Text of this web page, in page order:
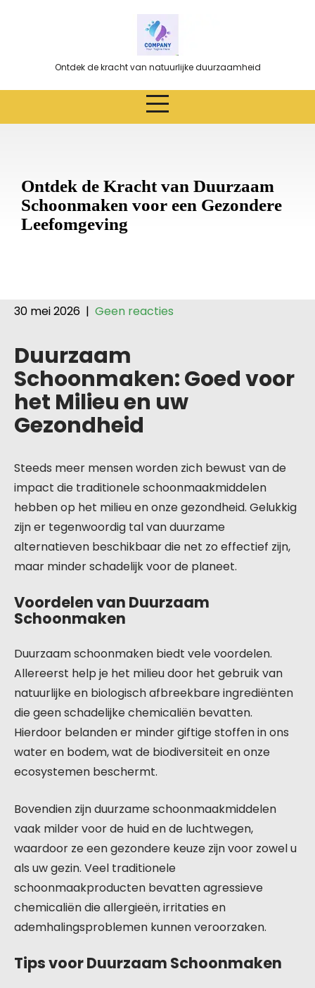
Ontdek de kracht van natuurlijke duurzaamheid
Ontdek de Kracht van Duurzaam
Schoonmaken voor een Gezondere
Leefomgeving
30 mei 2026 | Geen reacties
Duurzaam
Schoonmaken: Goed voor
het Milieu en uw
Gezondheid
Steeds meer mensen worden zich bewust van de
impact die traditionele schoonmaakmiddelen
hebben op het milieu en onze gezondheid. Gelukkig
zijn er tegenwoordig tal van duurzame
alternatieven beschikbaar die net zo effectief zijn,
maar minder schadelijk voor de planeet.
Voordelen van Duurzaam
Schoonmaken
Duurzaam schoonmaken biedt vele voordelen.
Allereerst help je het milieu door het gebruik van
natuurlijke en biologisch afbreekbare ingrediënten
die geen schadelijke chemicaliën bevatten.
Hierdoor belanden er minder giftige stoffen in ons
water en bodem, wat de biodiversiteit en onze
ecosystemen beschermt.
Bovendien zijn duurzame schoonmaakmiddelen
vaak milder voor de huid en de luchtwegen,
waardoor ze een gezondere keuze zijn voor zowel u
als uw gezin. Veel traditionele
schoonmaakproducten bevatten agressieve
chemicaliën die allergieën, irritaties en
ademhalingsproblemen kunnen veroorzaken.
Tips voor Duurzaam Schoonmaken